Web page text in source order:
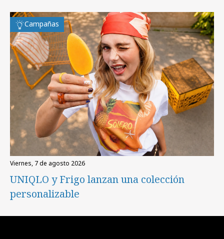
Campañas
viernes, 7 de agosto 2026
UNIQLO y Frigo lanzan una colección
personalizable